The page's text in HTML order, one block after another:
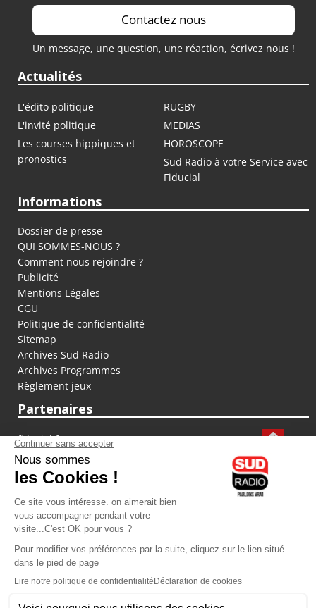
Contactez nous
Un message, une question, une réaction, écrivez nous !
Actualités
L'édito politique
RUGBY
L'invité politique
MEDIAS
Les courses hippiques et
pronostics
HOROSCOPE
Sud Radio à votre Service avec
Fiducial
Informations
Dossier de presse
QUI SOMMES-NOUS ?
Comment nous rejoindre ?
Publicité
Mentions Légales
CGU
Politique de confidentialité
Sitemap
Archives Sud Radio
Archives Programmes
Règlement jeux
Partenaires
fiducial.fr
lyoncapitale.fr
olympique-et-lyonnais.com
L'application Iphone / Android
Téléchargez l'application
Les cookies
Gestion des cookies